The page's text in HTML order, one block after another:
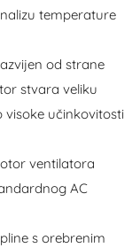
temperature
od strane
stvara veliku
visoke učinkovitosti
ventilatora
AC
s orebrenim